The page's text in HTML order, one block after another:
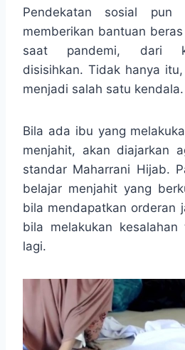
Pendekatan sosial pun
memberikan bantuan
saat pandemi, dari
disisihkan. Tidak hanya
menjadi salah satu kendala.
Bila ada ibu yang
menjahit, akan diajarkan
standar Maharrani Hijab.
belajar menjahit yang
bila mendapatkan orderan
bila melakukan
lagi.